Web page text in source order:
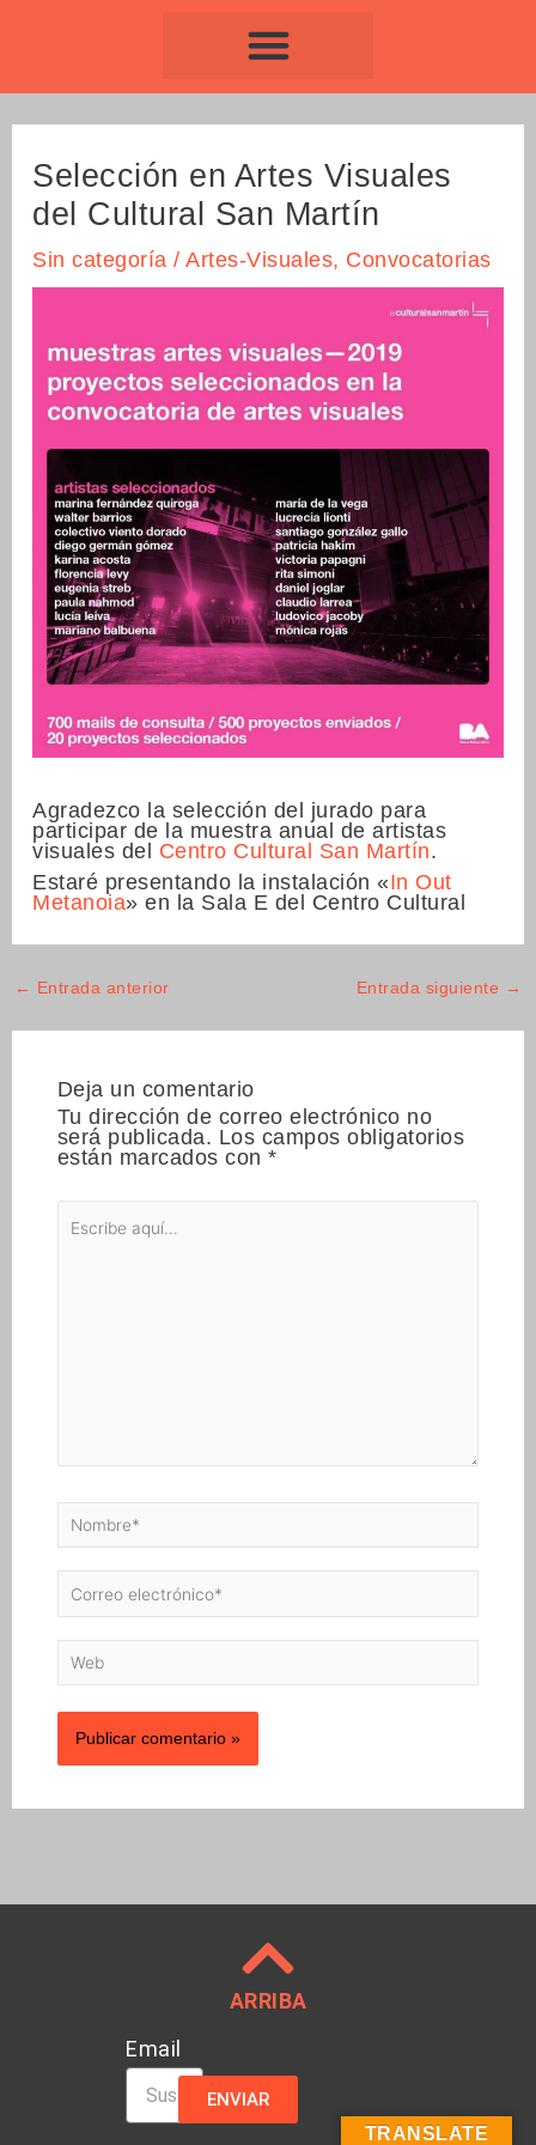
Selección en Artes Visuales
del Cultural San Martín
Sin categoría /Artes-Visuales, Convocatorias
Agradezco la selección del jurado para
participar de la muestra anual de artistas
visuales del Centro Cultural San Martín.
Estaré presentando la instalación «In Out
Metanoia» en la Sala E del Centro Cultural
← Entrada anterior Entrada siguiente →
Deja un comentario
Tu dirección de correo electrónico no
será publicada. Los campos obligatorios
están marcados con*
Escribe
aquí...
Nombre*
electrónico*
Web
ARRIBA
Email
ENVIAR
TRANSLATE